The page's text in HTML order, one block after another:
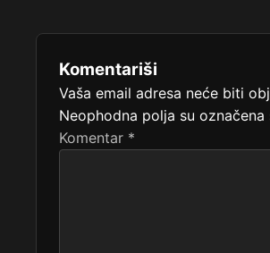
Komentariši
Vaša email adresa neće biti
Neophodna polja su označena
Komentar *